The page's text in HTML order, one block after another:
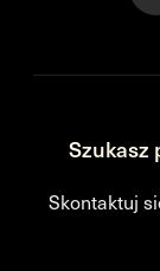
Szukasz
Skontaktuj